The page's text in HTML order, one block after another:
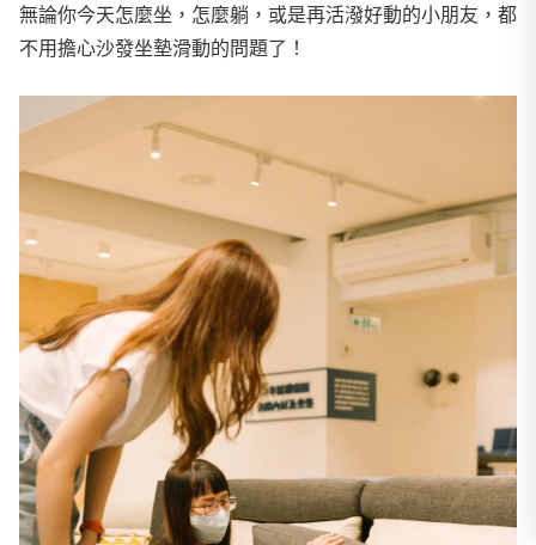
無論你今天怎麼坐，怎麼躺，或是再活潑好動的小朋友，都
不用擔心沙發坐墊滑動的問題了！